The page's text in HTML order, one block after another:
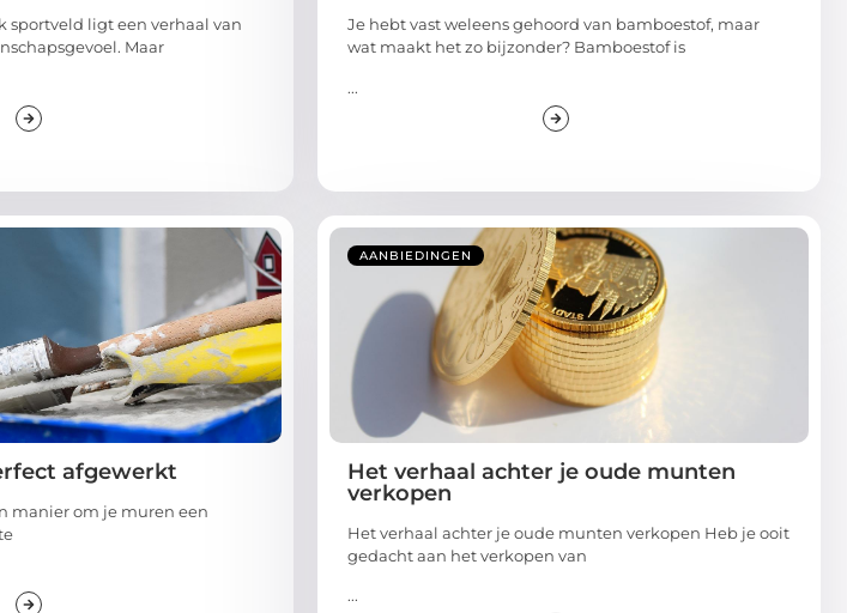
sportveld ligt een verhaal van
Maar
Je hebt vast weleens gehoord van bamboestof, maar
wat maakt het zo bijzonder? Bamboestof is
...
afgewerkt
manier om je muren een
AANBIEDINGEN
Het verhaal achter je oude munten
verkopen
Het verhaal achter je oude munten verkopen Heb je ooit
gedacht aan het verkopen van
...